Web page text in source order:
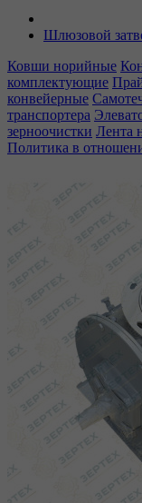
Шлюзовой
Ковши норийные
комплектующие
конвейерные
транспортера
зерноочистки Лента
Политика в